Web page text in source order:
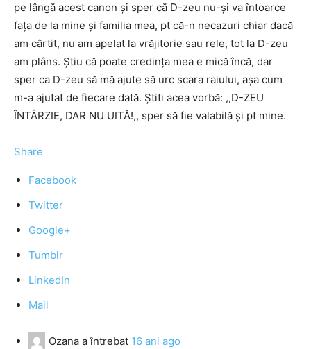
pe lângă acest canon și sper că D-zeu nu-și va întoarce
fața de la mine și familia mea, pt că-n necazuri chiar dacă
am cârtit, nu am apelat la vrăjitorie sau rele, tot la D-zeu
am plâns. Știu că poate credința mea e mică încă, dar
sper ca D-zeu să mă ajute să urc scara raiului, așa cum
m-a ajutat de fiecare dată. Știti acea vorbă: ,,D-ZEU
ÎNTÂRZIE, DAR NU UITĂ!,, sper să fie valabilă și pt mine.
Share
Facebook
Twitter
Google+
Tumblr
LinkedIn
Mail
Ozana a întrebat 16 ani ago